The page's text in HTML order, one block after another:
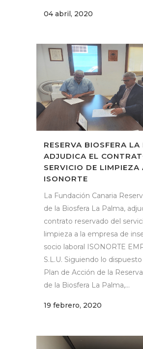
04 abril, 2020
RESERVA BIOSFERA LA
ADJUDICA EL
SERVICIO DE LIMPIEZA
ISONORTE
La Fundación Canaria
de la Biosfera La Palma,
contrato reservado del
limpieza a la empresa de
socio laboral ISONORTE
S.L.U. Siguiendo lo dispuesto
Plan de Acción de la
de la Biosfera La Palma,...
19 febrero, 2020